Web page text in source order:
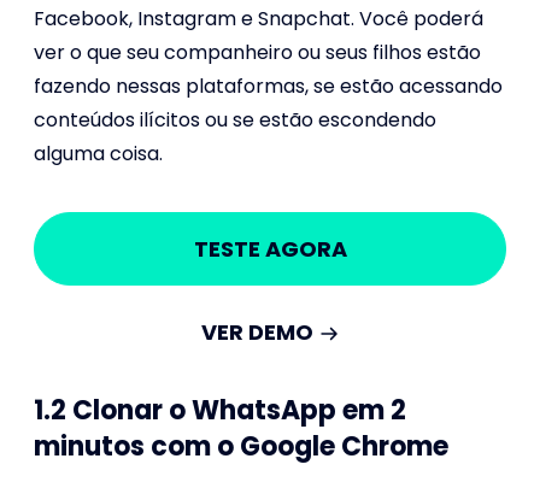
Facebook, Instagram e Snapchat. Você poderá
ver o que seu companheiro ou seus filhos estão
fazendo nessas plataformas, se estão acessando
conteúdos ilícitos ou se estão escondendo
alguma coisa.
TESTE AGORA
VER DEMO
1.2 Clonar o WhatsApp em 2
minutos com o Google Chrome